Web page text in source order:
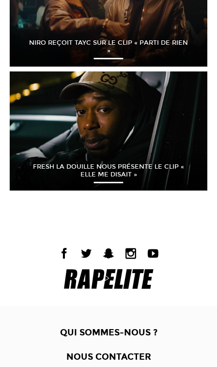
NIRO REÇOIT TAYC SUR LE CLIP « PARTI DE RIEN
»
FRESH LA DOUILLE NOUS PRÉSENTE LE CLIP «
ELLE ME DISAIT »
QUI SOMMES-NOUS ?
NOUS CONTACTER